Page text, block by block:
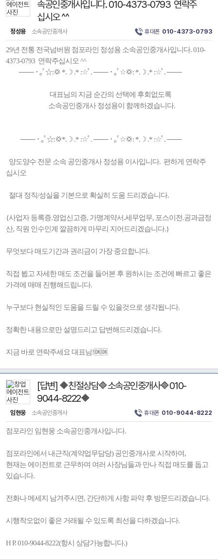
속공인중개사입니다. 010-4373-0793 연락주
십시오 ^^
정성용 소속공인중개사 휴대폰 010-4373-0793
29년 전통 전국넘버원 점포라인 정성용 소속공인중개사입니다. 010-
4373-0793 연락주십시오 ^^
─── ･ ｡ﾟ☆:💢 *.☽ .* :☆ﾟ. ─── ･ ｡ﾟ☆💢: *.☽ .* :☆ﾟ. ───
대표님의 지금 순간의 선택에 후회없도록
소속공인중개사 정성용이 함께하겠습니다.
─── ･ ｡ﾟ☆:💢*.☽ .* :☆ﾟ. ─── ･ ｡ﾟ☆💢: *.☽ .* :☆ﾟ. ───
양도양수 전문 소속 공인중개사 정성용 이사입니다. 편하게 연락주
십시오
절대 정직/성실을 기본으로 확실히 도움 드리겠습니다.
{사업자 등록증.영업신고증, 가맹계약서.세무업무, 포스이전.공과금정
산, 직원 인수인계 깔끔하게 마무리 지어드리겠습니다.}
무엇보다 매도기간과 권리금이 가장 중요합니다.
직접 뵙고 자세한 매도 조건을 들어본 후 원하시는 조건에 빠르고 좋은
가격에 매매 진행해드립니다.
누구보다 현실적인 도움을 드릴 수 있을것으로 생각됩니다.
정확한 내용으로만 설명드리고 답변해드리겠습니다.
지금 바로 연락주세요 대표님!🆗🆗
[답변] 🔶친절상담🔷소속공인중개사🔷010-
9044-8222🔶
임현웅 소속공인중개사 휴대폰 010-9044-8222
점포라인 임현웅 소속공인중개사입니다.
점포라인에서 내근직(계약업무담당) 공인중개사로 시작하여,
현재는 에이전트로 근무하며 여러 사장님들과 만나 직접 매도를 돕고
있습니다.
전화나 메세지 남겨주시면, 간단하게 사항 파악 후 방문드리겠습니다.
시행착오없이 좋은 거래될 수 있도록 최선을 다하겠습니다.
H P. 010-9044-8222(항시 상담가능합니다.)